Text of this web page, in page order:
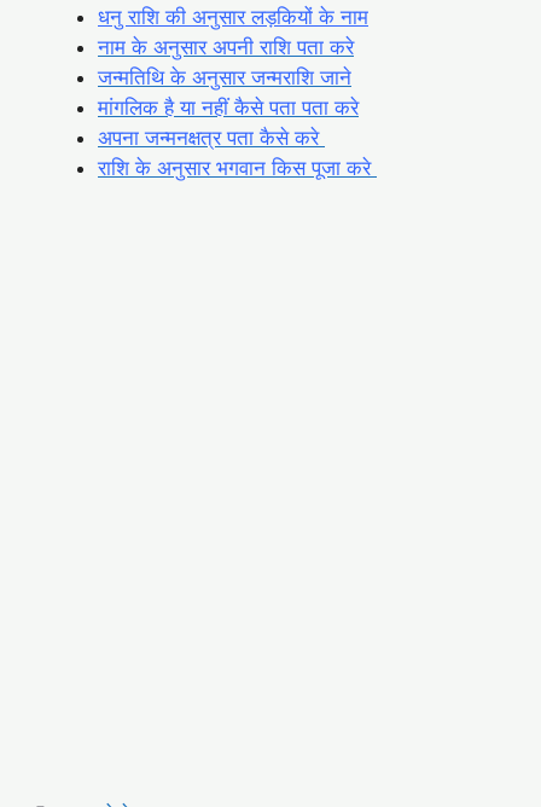
धनु राशि की अनुसार लड़कियों के नाम
नाम के अनुसार अपनी राशि पता करे
जन्मतिथि के अनुसार जन्मराशि जाने
मांगलिक है या नहीं कैसे पता पता करे
अपना जन्मनक्षत्र पता कैसे करे
राशि के अनुसार भगवान किस पूजा करे